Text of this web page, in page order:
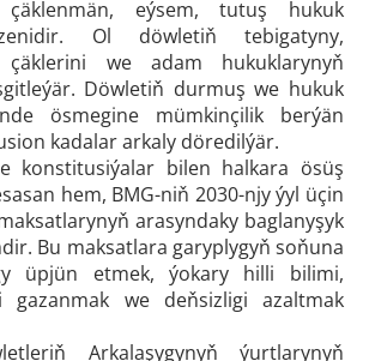
eýsem, tutuş hukuk
Ol döwletiň tebigatyny,
çäklerini we adam hukuklarynyň
Döwletiň durmuş we hukuk
ösmegine mümkinçilik berýän
kadalar arkaly döredilýär.
konstitusiýalar bilen halkara ösüş
hem, BMG-niň 2030-njy ýyl üçin
arasyndaky baglanyşyk
Bu maksatlara garyplygyň soňuna
üpjün etmek, ýokary hilli bilimi,
gazanmak we deňsizligi azaltmak
Arkalaşygynyň ýurtlarynyň